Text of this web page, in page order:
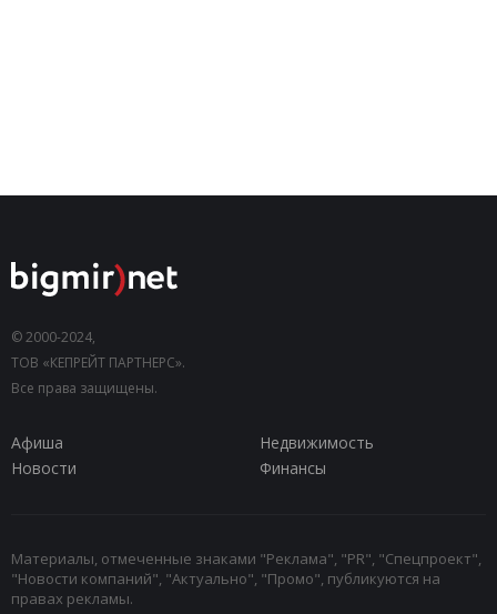
© 2000-2024,
ТОВ «КЕПРЕЙТ ПАРТНЕРС».
Все права защищены.
Афиша
Недвижимость
Новости
Финансы
Материалы, отмеченные знаками "Реклама", "PR", "Спецпроект",
"Новости компаний", "Актуально", "Промо", публикуются на
правах рекламы.